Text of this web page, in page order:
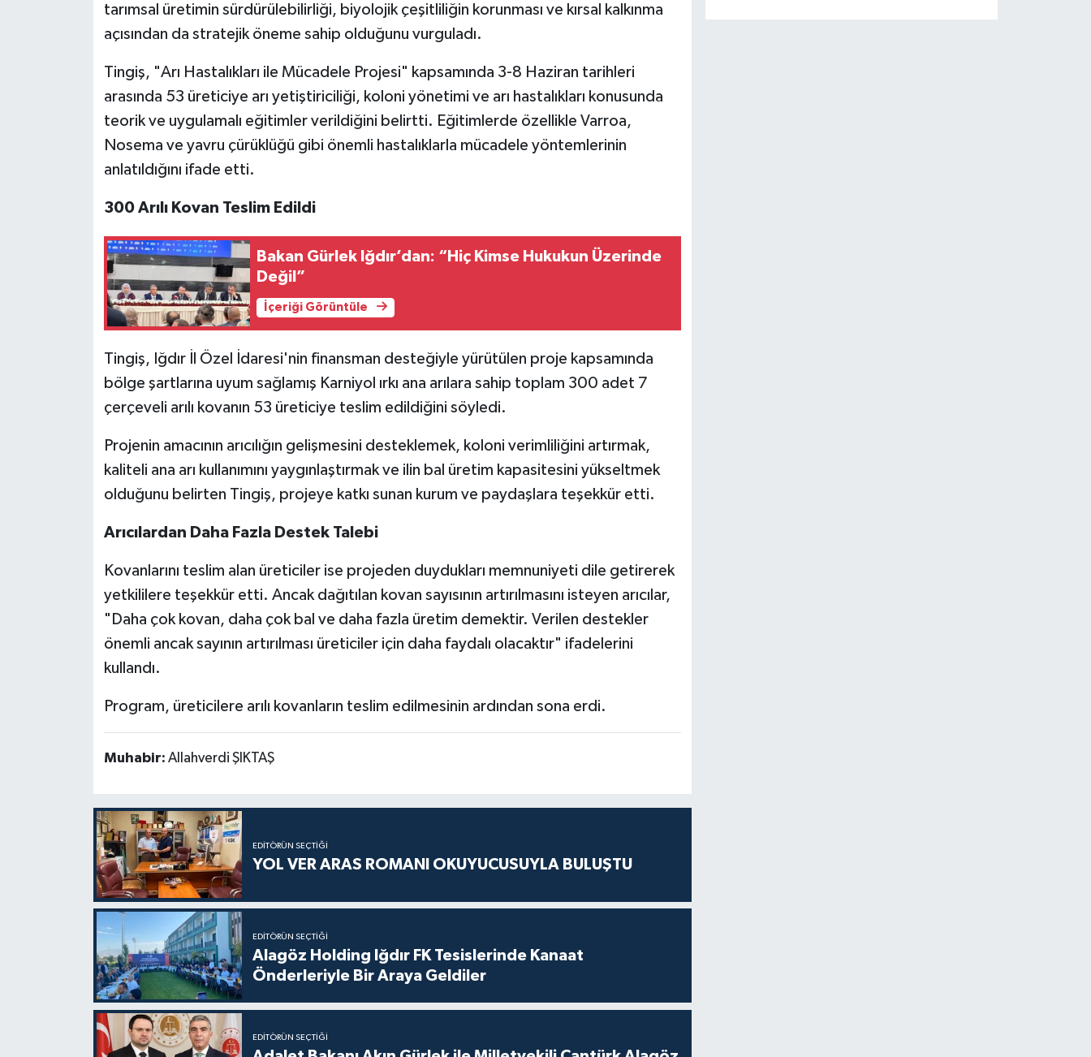
tarımsal üretimin sürdürülebilirliği, biyolojik çeşitliliğin korunması ve kırsal kalkınma
açısından da stratejik öneme sahip olduğunu vurguladı.
Tingiş, "Arı Hastalıkları ile Mücadele Projesi" kapsamında 3-8 Haziran tarihleri
arasında 53 üreticiye arı yetiştiriciliği, koloni yönetimi ve arı hastalıkları konusunda
teorik ve uygulamalı eğitimler verildiğini belirtti. Eğitimlerde özellikle Varroa,
Nosema ve yavru çürüklüğü gibi önemli hastalıklarla mücadele yöntemlerinin
anlatıldığını ifade etti.
300 Arılı Kovan Teslim Edildi
Bakan Gürlek Iğdır’dan: “Hiç Kimse Hukukun Üzerinde
Değil”
İçeriği Görüntüle
Tingiş, Iğdır İl Özel İdaresi'nin finansman desteğiyle yürütülen proje kapsamında
bölge şartlarına uyum sağlamış Karniyol ırkı ana arılara sahip toplam 300 adet 7
çerçeveli arılı kovanın 53 üreticiye teslim edildiğini söyledi.
Projenin amacının arıcılığın gelişmesini desteklemek, koloni verimliliğini artırmak,
kaliteli ana arı kullanımını yaygınlaştırmak ve ilin bal üretim kapasitesini yükseltmek
olduğunu belirten Tingiş, projeye katkı sunan kurum ve paydaşlara teşekkür etti.
Arıcılardan Daha Fazla Destek Talebi
Kovanlarını teslim alan üreticiler ise projeden duydukları memnuniyeti dile getirerek
yetkililere teşekkür etti. Ancak dağıtılan kovan sayısının artırılmasını isteyen arıcılar,
"Daha çok kovan, daha çok bal ve daha fazla üretim demektir. Verilen destekler
önemli ancak sayının artırılması üreticiler için daha faydalı olacaktır" ifadelerini
kullandı.
Program, üreticilere arılı kovanların teslim edilmesinin ardından sona erdi.
Muhabir: Allahverdi ŞIKTAŞ
EDITÖRÜN SEÇTIĞI
YOL VER ARAS ROMANI OKUYUCUSUYLA BULUŞTU
EDITÖRÜN SEÇTIĞI
Alagöz Holding Iğdır FK Tesislerinde Kanaat
Önderleriyle Bir Araya Geldiler
EDITÖRÜN SEÇTIĞI